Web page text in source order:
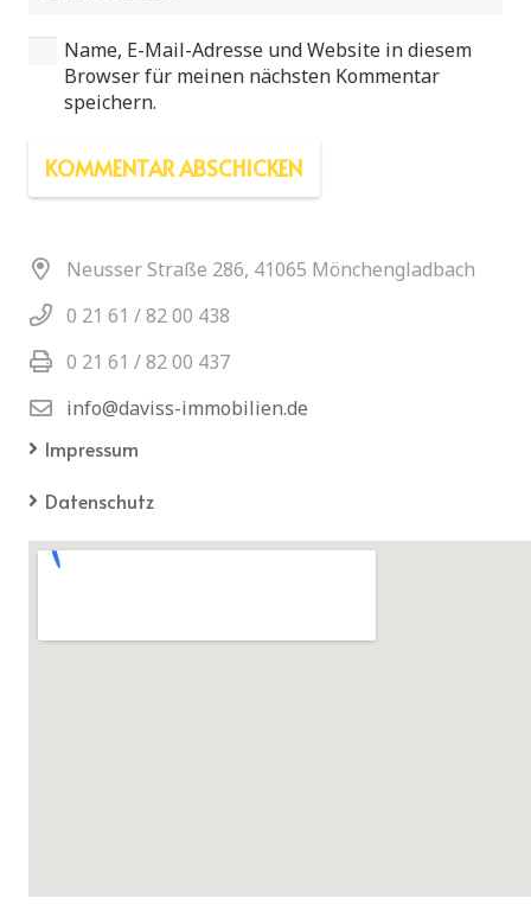
Name, E-Mail-Adresse und Website in diesem
Browser für meinen nächsten Kommentar
speichern.
KOMMENTAR ABSCHICKEN
Neusser Straße 286, 41065 Mönchengladbach
0 21 61 / 82 00 438
0 21 61 / 82 00 437
info@daviss-immobilien.de
Impressum
Datenschutz